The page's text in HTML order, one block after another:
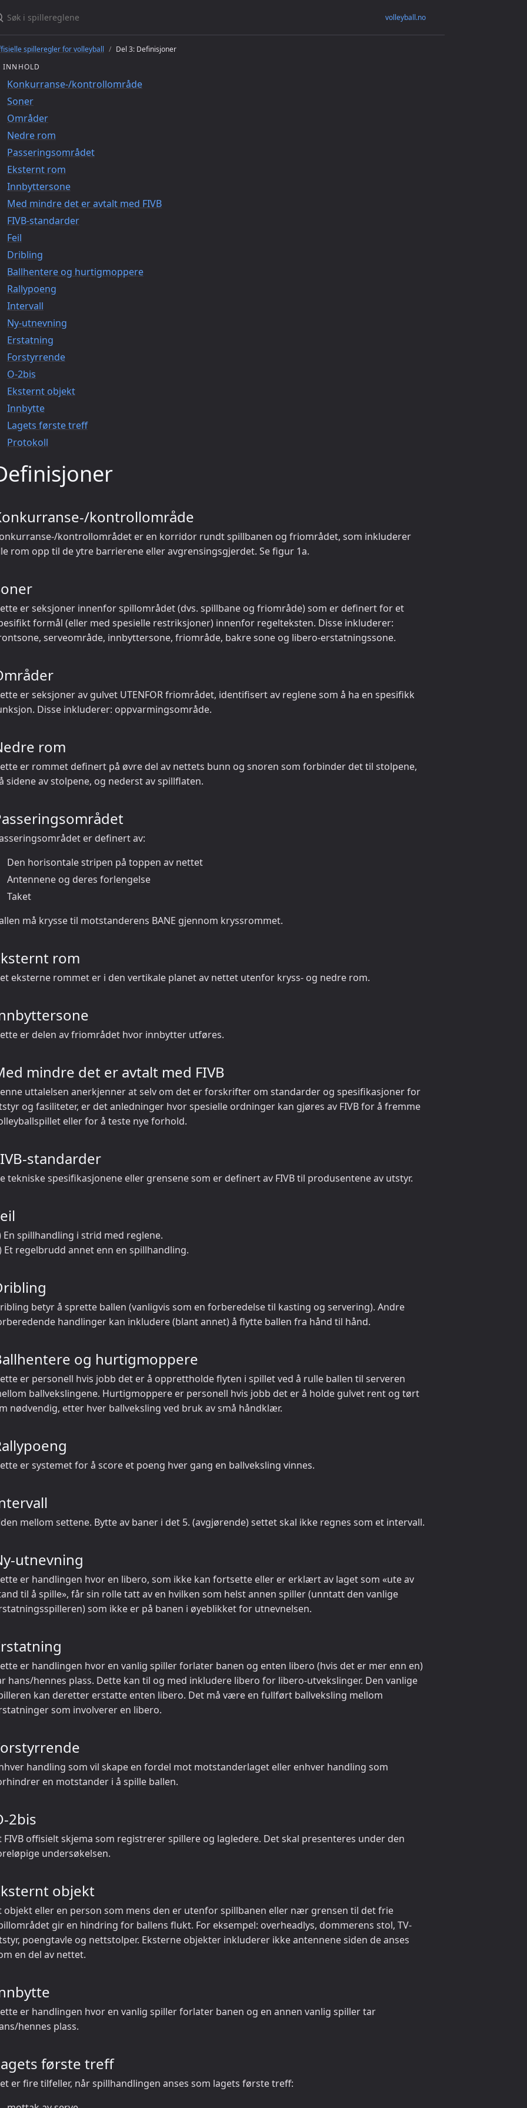
volleyball.no
spilleregler for volleyball
Del 3: Definisjoner
INNHOLD
Konkurranse-/kontrollområde
Soner
Områder
Nedre rom
Passeringsområdet
Eksternt rom
Innbyttersone
Med mindre det er avtalt med FIVB
FIVB-standarder
Feil
Dribling
Ballhentere og hurtigmoppere
Rallypoeng
Intervall
Ny-utnevning
Erstatning
Forstyrrende
O-2bis
Eksternt objekt
Innbytte
Lagets første treff
Protokoll
kontrollområde
kontrollområdet er en korridor rundt spillbanen og friområdet, som inkluderer
rom opp til de ytre barrierene eller avgrensingsgjerdet. Se figur 1a.
er seksjoner innenfor spillområdet (dvs. spillbane og friområde) som er definert for et
formål (eller med spesielle restriksjoner) innenfor regelteksten. Disse inkluderer:
serveområde, innbyttersone, friområde, bakre sone og libero-erstatningssone.
er seksjoner av gulvet UTENFOR friområdet, identifisert av reglene som å ha en spesifikk
Disse inkluderer: oppvarmingsområde.
rom
er rommet definert på øvre del av nettets bunn og snoren som forbinder det til stolpene,
sidene av stolpene, og nederst av spillflaten.
er definert av:
Den horisontale stripen på toppen av nettet
Antennene og deres forlengelse
Taket
må krysse til motstanderens BANE gjennom kryssrommet.
rom
eksterne rommet er i den vertikale planet av nettet utenfor kryss- og nedre rom.
er delen av friområdet hvor innbytter utføres.
mindre det er avtalt med FIVB
uttalelsen anerkjenner at selv om det er forskrifter om standarder og spesifikasjoner for
og fasiliteter, er det anledninger hvor spesielle ordninger kan gjøres av FIVB for å fremme
eller for å teste nye forhold.
standarder
tekniske spesifikasjonene eller grensene som er definert av FIVB til produsentene av utstyr.
En spillhandling i strid med reglene.
Et regelbrudd annet enn en spillhandling.
betyr å sprette ballen (vanligvis som en forberedelse til kasting og servering). Andre
handlinger kan inkludere (blant annet) å flytte ballen fra hånd til hånd.
og hurtigmoppere
er personell hvis jobb det er å opprettholde flyten i spillet ved å rulle ballen til serveren
ballvekslingene. Hurtigmoppere er personell hvis jobb det er å holde gulvet rent og tørt
nødvendig, etter hver ballveksling ved bruk av små håndklær.
er systemet for å score et poeng hver gang en ballveksling vinnes.
mellom settene. Bytte av baner i det 5. (avgjørende) settet skal ikke regnes som et intervall.
utnevning
er handlingen hvor en libero, som ikke kan fortsette eller er erklært av laget som «ute av
til å spille», får sin rolle tatt av en hvilken som helst annen spiller (unntatt den vanlige
som ikke er på banen i øyeblikket for utnevnelsen.
er handlingen hvor en vanlig spiller forlater banen og enten libero (hvis det er mer enn en)
hans/hennes plass. Dette kan til og med inkludere libero for libero-utvekslinger. Den vanlige
kan deretter erstatte enten libero. Det må være en fullført ballveksling mellom
som involverer en libero.
handling som vil skape en fordel mot motstanderlaget eller enhver handling som
en motstander i å spille ballen.
2bis
FIVB offisielt skjema som registrerer spillere og lagledere. Det skal presenteres under den
undersøkelsen.
objekt
objekt eller en person som mens den er utenfor spillbanen eller nær grensen til det frie
gir en hindring for ballens flukt. For eksempel: overheadlys, dommerens stol, TV-
poengtavle og nettstolper. Eksterne objekter inkluderer ikke antennene siden de anses
en del av nettet.
er handlingen hvor en vanlig spiller forlater banen og en annen vanlig spiller tar
hennes plass.
første treff
er fire tilfeller, når spillhandlingen anses som lagets første treff: